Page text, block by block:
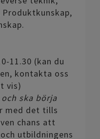
11.30 (kan du
kontakta oss
vis)
ska börja
med det tills
chans att
utbildningens